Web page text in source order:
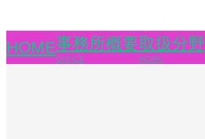
HOME事務所概要
OFFICE
取扱分野
WORK